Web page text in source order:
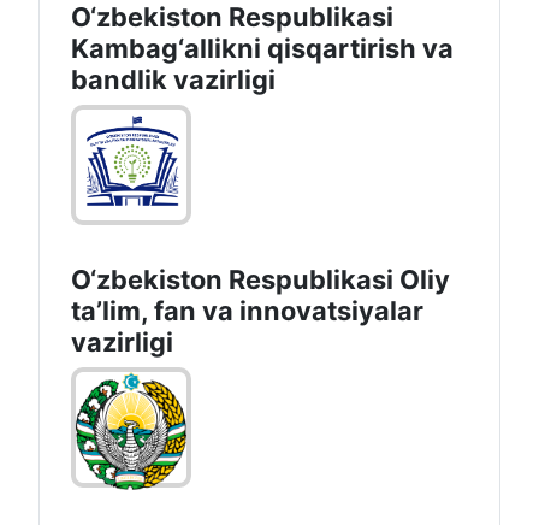
O‘zbekiston Respublikasi
Kambag‘allikni qisqartirish va
bandlik vazirligi
O‘zbekiston Respublikasi Oliy
taʼlim, fan va innovatsiyalar
vazirligi